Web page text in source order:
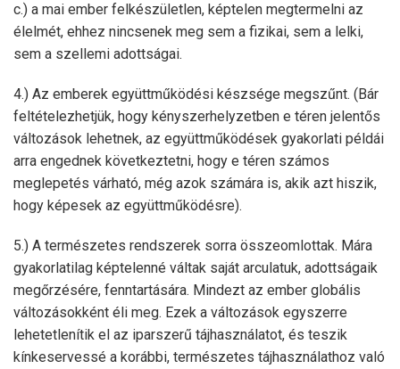
c.) a mai ember felkészületlen, képtelen megtermelni az
élelmét, ehhez nincsenek meg sem a fizikai, sem a lelki,
sem a szellemi adottságai.
4.) Az emberek együttműködési készsége megszűnt. (Bár
feltételezhetjük, hogy kényszerhelyzetben e téren jelentős
változások lehetnek, az együttműködések gyakorlati példái
arra engednek következtetni, hogy e téren számos
meglepetés várható, még azok számára is, akik azt hiszik,
hogy képesek az együttműködésre).
5.) A természetes rendszerek sorra összeomlottak. Mára
gyakorlatilag képtelenné váltak saját arculatuk, adottságaik
megőrzésére, fenntartására. Mindezt az ember globális
változásokként éli meg. Ezek a változások egyszerre
lehetetlenítik el az iparszerű tájhasználatot, és teszik
kínkeservessé a korábbi, természetes tájhasználathoz való